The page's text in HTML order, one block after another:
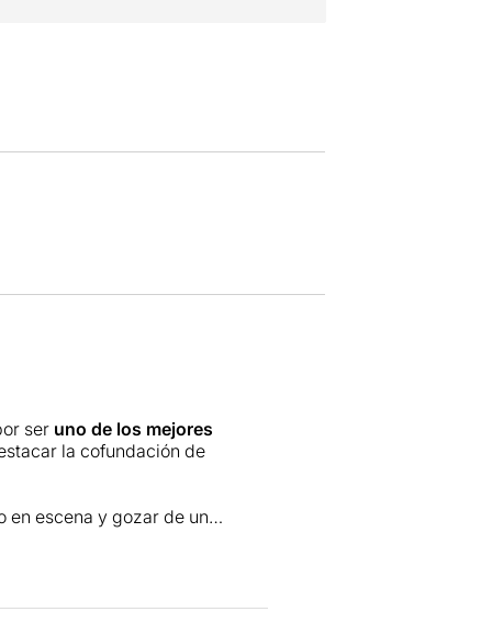
ser uno de los mejores
la cofundación de
en escena y gozar de un
edades. Tortell Poltrona